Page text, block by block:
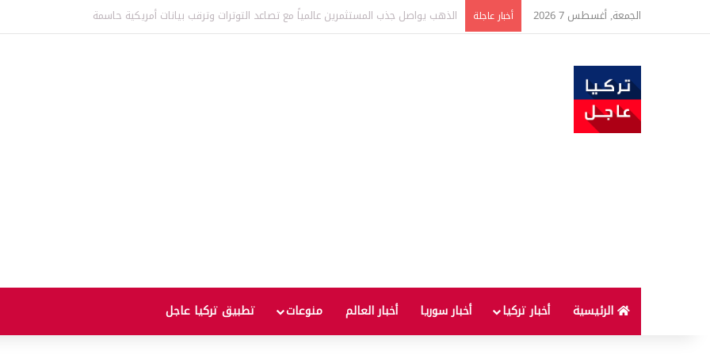
الجمعة, أغسطس 7 2026 أخبار عاجلة ارتفاع أسعار الغذاء العالمية إلى أعلى مستوى منذ ثلاث سنوات يثير مخاوف من موجة غلاء جديدة
الرئيسية أخبار تركيا أخبار سوريا أخبار العالم منوعات تطبيق تركيا عاجل